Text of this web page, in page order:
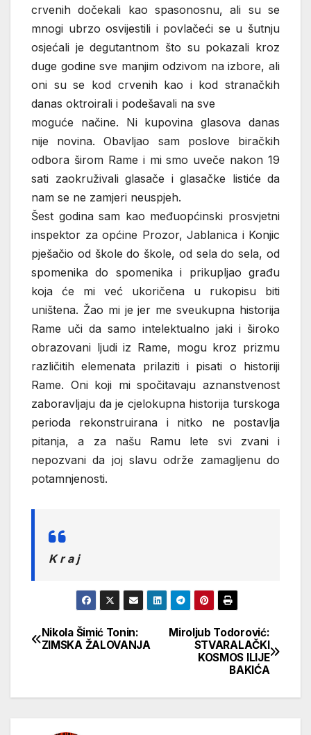
crvenih dočekali kao spasonosnu, ali su se
mnogi ubrzo osvijestili i povlačeći se u šutnju
osjećali je degutantnom što su pokazali kroz
duge godine sve manjim odzivom na izbore, ali
oni su se kod crvenih kao i kod stranačkih
danas oktroirali i podešavali na sve
moguće načine. Ni kupovina glasova danas
nije novina. Obavljao sam poslove biračkih
odbora širom Rame i mi smo uveče nakon 19
sati zaokruživali glasače i glasačke listiće da
nam se ne zamjeri neuspjeh.
Šest godina sam kao međuopćinski prosvjetni
inspektor za općine Prozor, Jablanica i Konjic
pješačio od škole do škole, od sela do sela, od
spomenika do spomenika i prikupljao građu
koja će mi već ukoričena u rukopisu biti
uništena. Žao mi je jer me sveukupna historija
Rame uči da samo intelektualno jaki i široko
obrazovani ljudi iz Rame, mogu kroz prizmu
različitih elemenata prilaziti i pisati o historiji
Rame. Oni koji mi spočitavaju aznanstvenost
zaboravljaju da je cjelokupna historija turskoga
perioda rekonstruirana i nitko ne postavlja
pitanja, a za našu Ramu lete svi zvani i
nepozvani da joj slavu održe zamagljenu do
potamnjenosti.
K r a j
Кретање
Miroljub Todorović:
STVARALAČKI
KOSMOS ILIJE
BAKIĆA
Nikola Šimić Tonin:
ZIMSKA ŽALOVANJA